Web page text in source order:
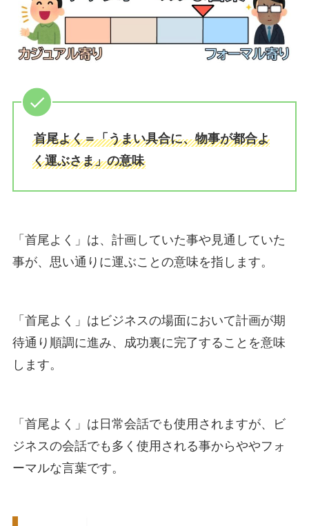
首尾よく＝「うまい具合に、物事が都合よ
く運ぶさま」の意味
「首尾よく」は、計画していた事や見通していた
事が、思い通りに運ぶことの意味を指します。
「首尾よく」はビジネスの場面において計画が期
待通り順調に進み、成功裏に完了することを意味
します。
「首尾よく」は日常会話でも使用されますが、ビ
ジネスの会話でも多く使用される事からややフォ
ーマルな言葉です。